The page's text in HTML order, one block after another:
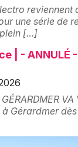
et plage dans
et plage en
plage dans le
reviennent
une série de
[…]
| - ANNULÉ
Gérardmer